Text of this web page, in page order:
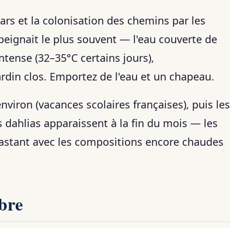
et la colonisation des chemins par les
le plus souvent — l'eau couverte de
(32–35°C certains jours),
clos. Emportez de l'eau et un chapeau.
(vacances scolaires françaises), puis les
apparaissent à la fin du mois — les
avec les compositions encore chaudes